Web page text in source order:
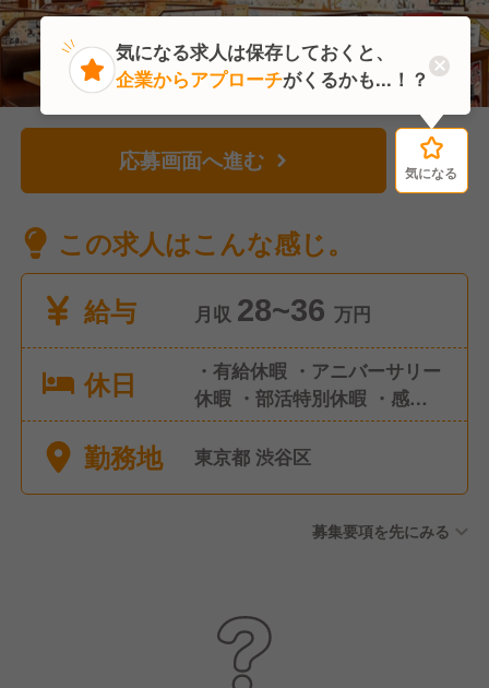
応募画面へ進む 気になる
この求人はこんな感じ。
給与
月収 28~36 万円
休日
・有給休暇 ・アニバーサリー
休暇 ・部活特別休暇 ・感染症
による休暇 ・慶弔休暇 ・永年
勤続休暇 ・店舗休暇 ・産前産
勤務地 東京都 渋谷区
募集要項を先にみる
気になる
気になる求人は保存しておくと、
企業からアプローチがくるかも...！？